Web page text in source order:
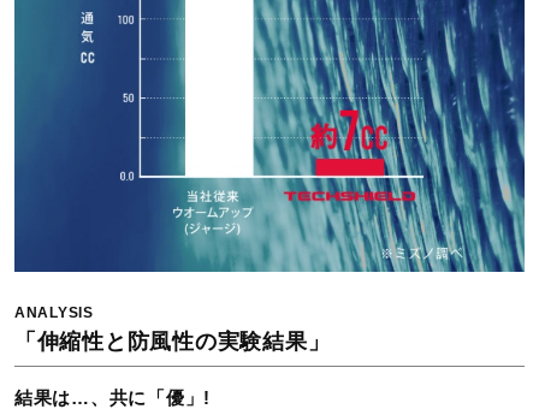
ANALYSIS
「伸縮性と防風性の実験結果」
結果は…、共に「優」!